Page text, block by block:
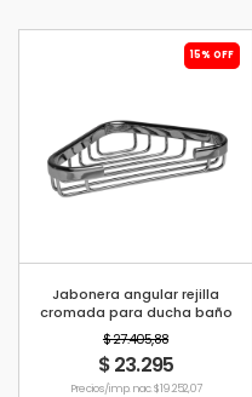
15% OFF
Jabonera angular rejilla
cromada para ducha baño
Piazza
$ 27.405,88
$ 23.295
Precio s/imp. nac. $ 19.252,07